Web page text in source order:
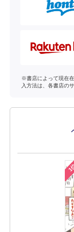
※書店によって現在
入方法は、各書店の
1